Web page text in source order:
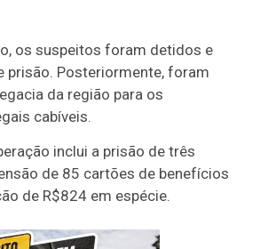
os suspeitos foram detidos e
prisão. Posteriormente, foram
da região para os
cabíveis.
inclui a prisão de três
de 85 cartões de benefícios
de R$824 em espécie.